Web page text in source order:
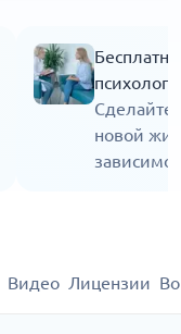
психолога
Сделайте
новой
Видео Лицензии